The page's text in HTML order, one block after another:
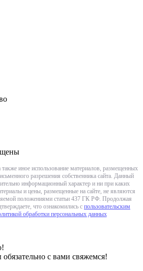
иное использование материалов, размещенных
разрешения собственника сайта. Данный
информационный характер и ни при каких
и цены, размещенные на сайте, не являются
положениями статьи 437 ГК РФ. Продолжая
что ознакомились с пользовательским
обработки персональных данных
с вами свяжемся!